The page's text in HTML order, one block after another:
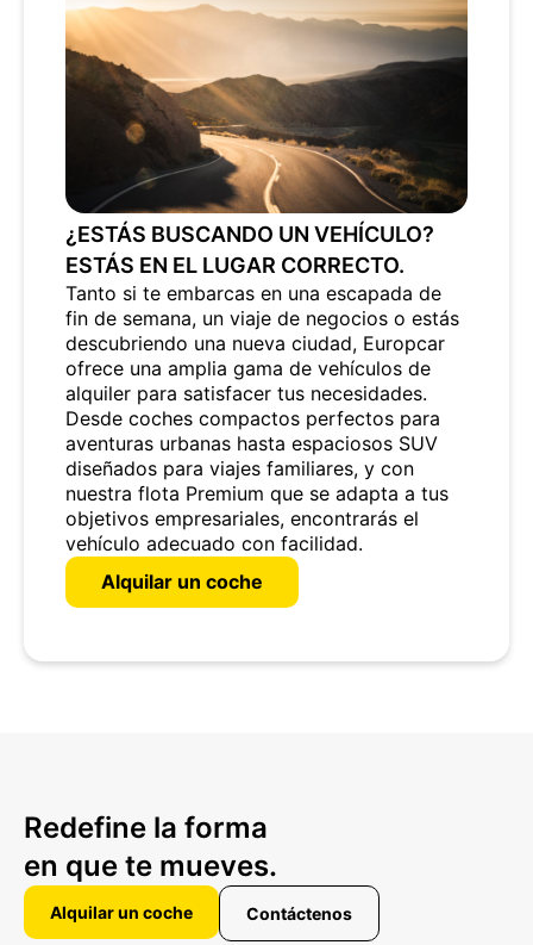
¿ESTÁS BUSCANDO UN VEHÍCULO?
ESTÁS EN EL LUGAR CORRECTO.
Tanto si te embarcas en una escapada de
fin de semana, un viaje de negocios o estás
descubriendo una nueva ciudad, Europcar
ofrece una amplia gama de vehículos de
alquiler para satisfacer tus necesidades.
Desde coches compactos perfectos para
aventuras urbanas hasta espaciosos SUV
diseñados para viajes familiares, y con
nuestra flota Premium que se adapta a tus
objetivos empresariales, encontrarás el
vehículo adecuado con facilidad.
Alquilar un coche
Redefine la forma
en que te mueves.
Alquilar un coche Contáctenos